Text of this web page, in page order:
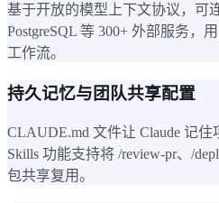
基于开放的模型上下文协议，可
PostgreSQL 等 300+ 外部服务，
工作流。
持久记忆与团队共享配置
CLAUDE.md 文件让 Claude 记住
Skills 功能支持将 /review-pr、/
包共享复用。